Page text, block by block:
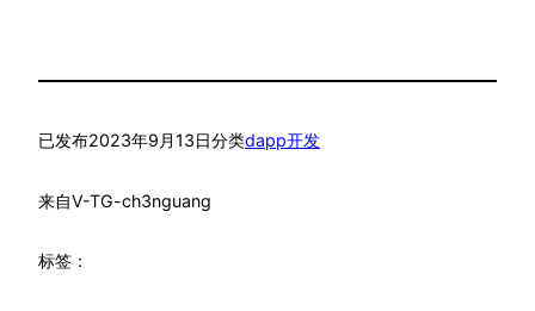
已发布2023年9月13日分类dapp开发
来自V-TG-ch3nguang
标签：